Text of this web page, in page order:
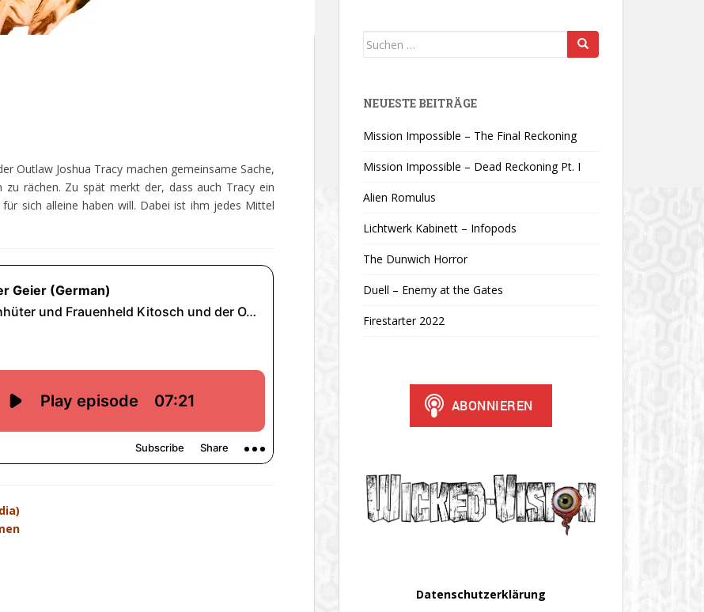
Outlaw Joshua Tracy machen gemeinsame Sache,
rächen. Zu spät merkt der, dass auch Tracy ein
sich alleine haben will. Dabei ist ihm jedes Mittel
Suchen
NEUESTE BEITRÄGE
Mission Impossible – The Final Reckoning
Mission Impossible – Dead Reckoning Pt. I
Alien Romulus
Lichtwerk Kabinett – Infopods
The Dunwich Horror
Duell – Enemy at the Gates
Firestarter 2022
Datenschutzerklärung